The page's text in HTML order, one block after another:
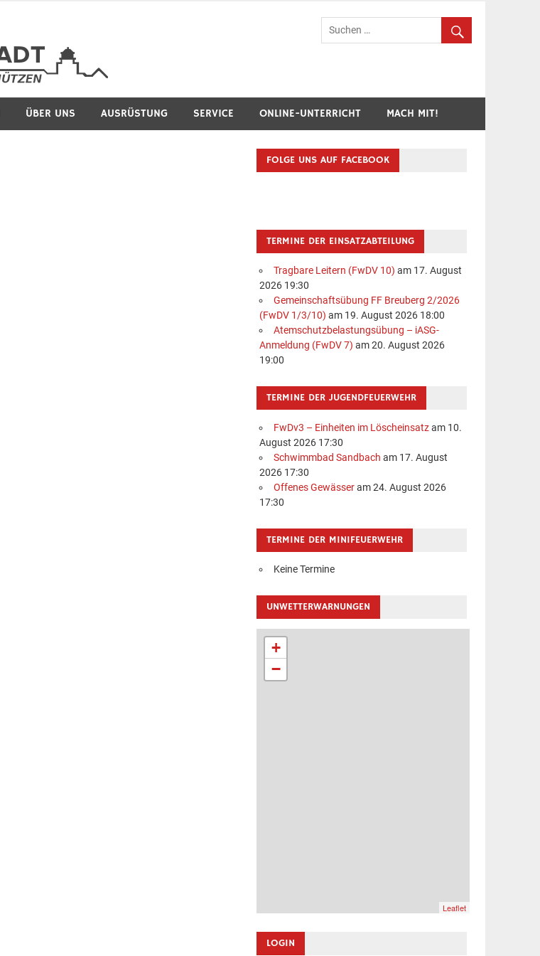
Feuerwehr Breuberg-Hainstadt
ÜBER UNS AUSRÜSTUNG SERVICE ONLINE-UNTERRICHT MACH MIT!
FOLGE UNS AUF FACEBOOK
TERMINE DER EINSATZABTEILUNG
Tragbare Leitern (FwDV 10) am 17. August
2026 19:30
Gemeinschaftsübung FF Breuberg 2/2026
(FwDV 1/3/10) am 19. August 2026 18:00
Atemschutzbelastungsübung – iASG-
Anmeldung (FwDV 7) am 20. August 2026
19:00
TERMINE DER JUGENDFEUERWEHR
FwDv3 – Einheiten im Löscheinsatzam 10.
August 2026 17:30
Schwimmbad Sandbach am 17. August
2026 17:30
Offenes Gewässeram 24. August 2026
17:30
TERMINE DER MINIFEUERWEHR
Keine Termine
UNWETTERWARNUNGEN
+
−
Leaflet
LOGIN